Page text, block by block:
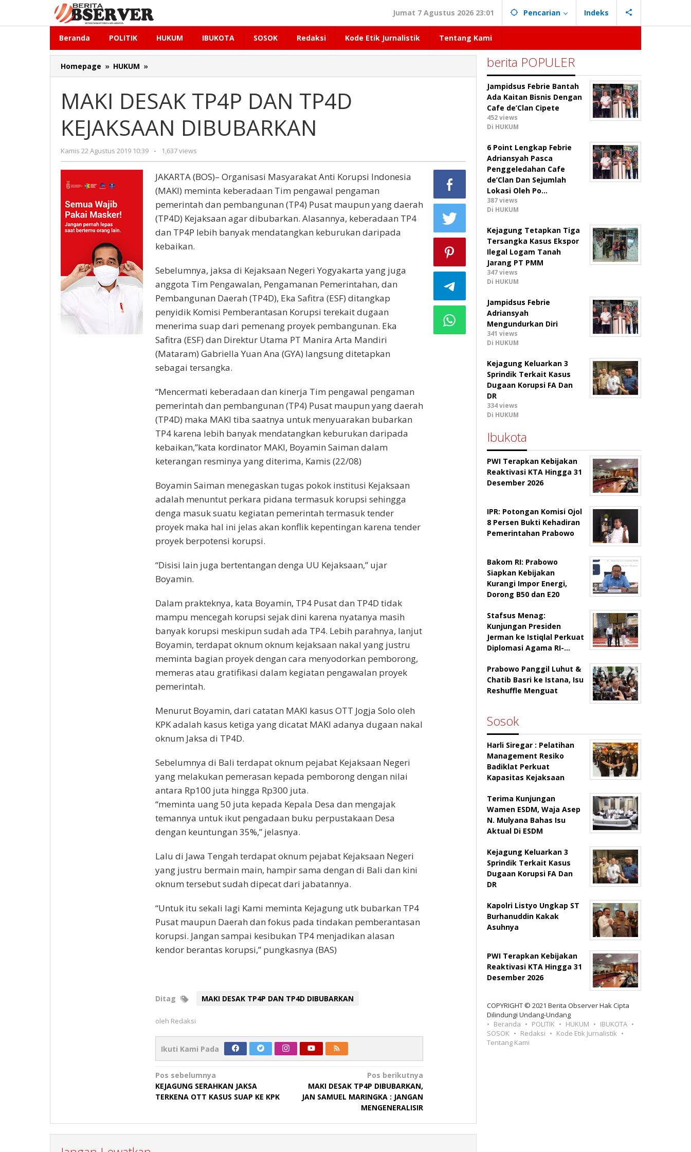
konten
Jumat 7 Agustus 2026 23:01 Pencarian Indeks
Beranda POLITIK HUKUM IBUKOTA SOSOK Redaksi Kode Etik Jurnalistik Tentang Kami
Homepage » HUKUM »
DESAK
DAN
TP4D
KEJAKSAAN
DIBUBARKAN
MAKI DESAK TP4P DAN TP4D
KEJAKSAAN DIBUBARKAN
Kamis 22 Agustus 2019 10:39
oleh
Redaksi
- 1,637 views
JAKARTA (BOS)– Organisasi Masyarakat Anti Korupsi Indonesia
(MAKI) meminta keberadaan Tim pengawal pengaman
pemerintah dan pembangunan (TP4) Pusat maupun yang daerah
(TP4D) Kejaksaan agar dibubarkan. Alasannya, keberadaan TP4
dan TP4P lebih banyak mendatangkan keburukan daripada
kebaikan.
Sebelumnya, jaksa di Kejaksaan Negeri Yogyakarta yang juga
anggota Tim Pengawalan, Pengamanan Pemerintahan, dan
Pembangunan Daerah (TP4D), Eka Safitra (ESF) ditangkap
penyidik Komisi Pemberantasan Korupsi terekait dugaan
menerima suap dari pemenang proyek pembangunan. Eka
Safitra (ESF) dan Direktur Utama PT Manira Arta Mandiri
(Mataram) Gabriella Yuan Ana (GYA) langsung ditetapkan
sebagai tersangka.
“Mencermati keberadaan dan kinerja Tim pengawal pengaman
pemerintah dan pembangunan (TP4) Pusat maupun yang daerah
(TP4D) maka MAKI tiba saatnya untuk menyuarakan bubarkan
TP4 karena lebih banyak mendatangkan keburukan daripada
kebaikan,”kata kordinator MAKI, Boyamin Saiman dalam
keterangan resminya yang diterima, Kamis (22/08)
Boyamin Saiman menegaskan tugas pokok institusi Kejaksaan
adalah menuntut perkara pidana termasuk korupsi sehingga
denga masuk suatu kegiatan pemerintah termasuk tender
proyek maka hal ini jelas akan konflik kepentingan karena tender
proyek berpotensi korupsi.
“Disisi lain juga bertentangan denga UU Kejaksaan,” ujar
Boyamin.
Dalam prakteknya, kata Boyamin, TP4 Pusat dan TP4D tidak
mampu mencegah korupsi sejak dini karena nyatanya masih
banyak korupsi meskipun sudah ada TP4. Lebih parahnya, lanjut
Boyamin, terdapat oknum oknum kejaksaan nakal yang justru
meminta bagian proyek dengan cara menyodorkan pemborong,
memeras atau gratifikasi dalam kegiatan pengawalan proyek
pemerintah.
Menurut Boyamin, dari catatan MAKI kasus OTT Jogja Solo oleh
KPK adalah kasus ketiga yang dicatat MAKI adanya dugaan nakal
oknum Jaksa di TP4D.
Sebelumnya di Bali terdapat oknum pejabat Kejaksaan Negeri
yang melakukan pemerasan kepada pemborong dengan nilai
antara Rp100 juta hingga Rp300 juta.
“meminta uang 50 juta kepada Kepala Desa dan mengajak
temannya untuk ikut pengadaan buku perpustakaan Desa
dengan keuntungan 35%,” jelasnya.
Lalu di Jawa Tengah terdapat oknum pejabat Kejaksaan Negeri
yang justru bermain main, hampir sama dengan di Bali dan kini
oknum tersebut sudah dipecat dari jabatannya.
“Untuk itu sekali lagi Kami meminta Kejagung utk bubarkan TP4
Pusat maupun Daerah dan fokus pada tindakan pemberantasan
korupsi. Jangan sampai kesibukan TP4 menjadikan alasan
kendor berantas korupsi,” pungkasnya (BAS)
Ditag MAKI DESAK TP4P DAN TP4D DIBUBARKAN
oleh Redaksi
Ikuti Kami Pada
Navigasi
pos
Pos sebelumnya
KEJAGUNG SERAHKAN JAKSA
TERKENA OTT KASUS SUAP KE KPK
Pos berikutnya
MAKI DESAK TP4P DIBUBARKAN,
JAN SAMUEL MARINGKA : JANGAN
MENGENERALISIR
berita POPULER
Jampidsus Febrie Bantah
Ada Kaitan Bisnis Dengan
Cafe de’Clan Cipete
452 views
Di HUKUM
6 Point Lengkap Febrie
Adriansyah Pasca
Penggeledahan Cafe
de’Clan Dan Sejumlah
Lokasi Oleh Po…
387 views
Di HUKUM
Kejagung Tetapkan Tiga
Tersangka Kasus Ekspor
Ilegal Logam Tanah
Jarang PT PMM
347 views
Di HUKUM
Jampidsus Febrie
Adriansyah
Mengundurkan Diri
341 views
Di HUKUM
Kejagung Keluarkan 3
Sprindik Terkait Kasus
Dugaan Korupsi FA Dan
DR
334 views
Di HUKUM
Ibukota
PWI Terapkan Kebijakan
Reaktivasi KTA Hingga 31
Desember 2026
IPR: Potongan Komisi Ojol
8 Persen Bukti Kehadiran
Pemerintahan Prabowo
Bakom RI: Prabowo
Siapkan Kebijakan
Kurangi Impor Energi,
Dorong B50 dan E20
Stafsus Menag:
Kunjungan Presiden
Jerman ke Istiqlal Perkuat
Diplomasi Agama RI-…
Prabowo Panggil Luhut &
Chatib Basri ke Istana, Isu
Reshuffle Menguat
Sosok
Harli Siregar : Pelatihan
Management Resiko
Badiklat Perkuat
Kapasitas Kejaksaan
Terima Kunjungan
Wamen ESDM, Waja Asep
N. Mulyana Bahas Isu
Aktual Di ESDM
Kejagung Keluarkan 3
Sprindik Terkait Kasus
Dugaan Korupsi FA Dan
DR
Kapolri Listyo Ungkap ST
Burhanuddin Kakak
Asuhnya
PWI Terapkan Kebijakan
Reaktivasi KTA Hingga 31
Desember 2026
COPYRIGHT © 2021 Berita Observer Hak Cipta
Dilindungi Undang-Undang
Beranda
POLITIK HUKUM
IBUKOTA
SOSOK
Redaksi
Kode Etik Jurnalistik
Tentang Kami